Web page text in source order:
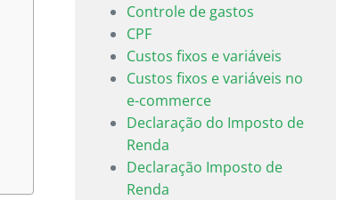
Controle de gastos
CPF
Custos fixos e variáveis
Custos fixos e variáveis no
e-commerce
Declaração do Imposto de
Renda
Declaração Imposto de
Renda